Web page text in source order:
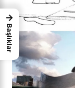
→
Başlıklar